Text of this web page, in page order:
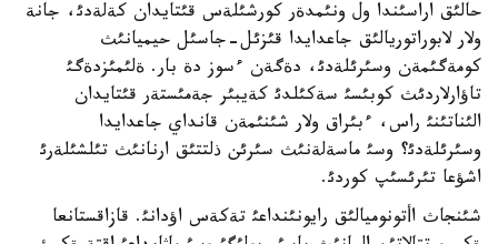
حالئق اراسئندا ول ونئمدةر كورشئلةس قئتايدان كةلةدئ، جانة
ولار لابوراتوريالئق جاعدايدا قئزئل-جاسئل حيميانئث
كومةگئمةن وسئرئلةدئ، دةگةن ءسوز دة بار. ةلئمئزدةگئ
تاؤارلاردئث كوبئسئ سةكئلدئ كةيبئر جةمئستةر قئتايدان
الئناتئنئ راس، ءبئراق ولار شئنئمةن قانداي جاعدايدا
وسئرئلةدئ؟ وسئ ماسةلةنئث سئرئن ذلتتئق ارنانئث تئلشئلةرئ
اشؤعا تئرئسئپ كوردئ.
شئنجاث اأتونوميالئق رايونئنداعئ تةكةس اؤدانئ. قازاقستانعا